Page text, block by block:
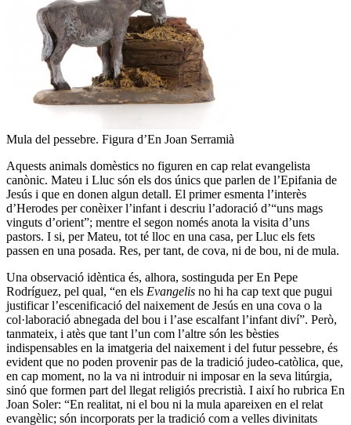
Mula del pessebre. Figura d’En Joan Serramià
Aquests animals domèstics no figuren en cap relat evangelista
canònic. Mateu i Lluc són els dos únics que parlen de l’Epifania de
Jesús i que en donen algun detall. El primer esmenta l’interès
d’Herodes per conèixer l’infant i descriu l’adoració d’“uns mags
vinguts d’orient”; mentre el segon només anota la visita d’uns
pastors. I si, per Mateu, tot té lloc en una casa, per Lluc els fets
passen en una posada. Res, per tant, de cova, ni de bou, ni de mula.
Una observació idèntica és, alhora, sostinguda per En Pepe
Rodríguez, pel qual, “en els Evangelis no hi ha cap text que pugui
justificar l’escenificació del naixement de Jesús en una cova o la
col·laboració abnegada del bou i l’ase escalfant l’infant diví”. Però,
tanmateix, i atès que tant l’un com l’altre són les bèsties
indispensables en la imatgeria del naixement i del futur pessebre, és
evident que no poden provenir pas de la tradició judeo-catòlica, que,
en cap moment, no la va ni introduir ni imposar en la seva litúrgia,
sinó que formen part del llegat religiós precristià. I així ho rubrica En
Joan Soler: “En realitat, ni el bou ni la mula apareixen en el relat
evangèlic; són incorporats per la tradició com a velles divinitats